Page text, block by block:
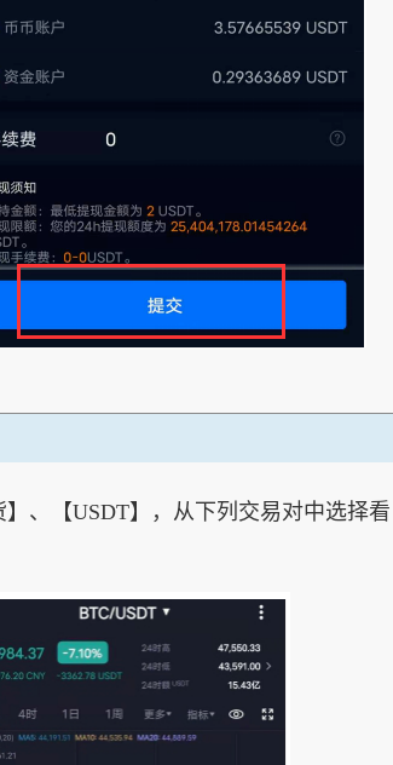
、【USDT】，从下列交易对中选择看